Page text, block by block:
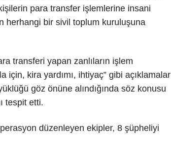
para transfer işlemlerine insani
herhangi bir sivil toplum kuruluşuna
transferi yapan zanlıların işlem
için, kira yardımı, ihtiyaç” gibi açıklamalar
göz önüne alındığında söz konusu
tespit etti.
düzenleyen ekipler, 8 şüpheliyi